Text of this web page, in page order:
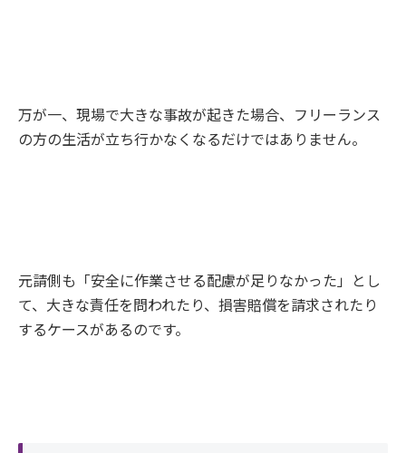
万が一、現場で大きな事故が起きた場合、フリーランス
の方の生活が立ち行かなくなるだけではありません。
元請側も「安全に作業させる配慮が足りなかった」とし
て、大きな責任を問われたり、損害賠償を請求されたり
するケースがあるのです。